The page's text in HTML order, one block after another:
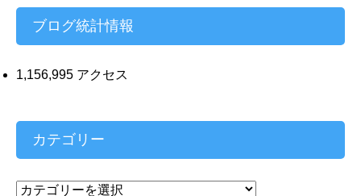
ス
ブログ統計情報
1,156,995 アクセス
カテゴリー
カ